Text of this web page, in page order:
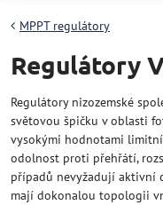
MPPT regulátory
Regulátory
Regulátory nizozemské
světovou špičku v oblasti
vysokými hodnotami
odolnost proti přehřátí,
případů nevyžadují aktivní
mají dokonalou topologii